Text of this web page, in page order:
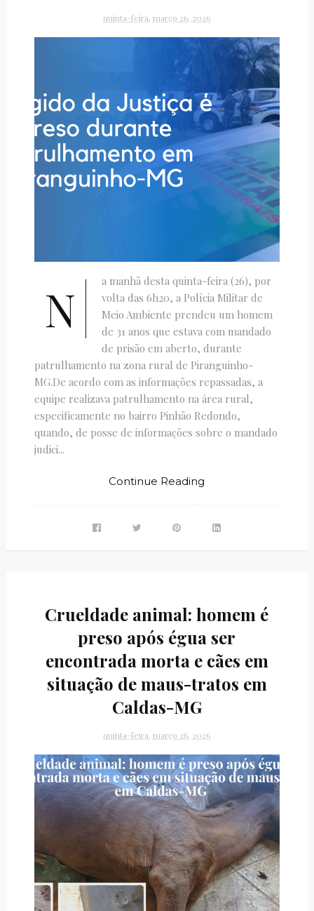
quinta-feira, março 26, 2026
N
a manhã desta quinta-feira (26), por
volta das 6h20, a Polícia Militar de
Meio Ambiente prendeu um homem
de 31 anos que estava com mandado
de prisão em aberto, durante
patrulhamento na zona rural de Piranguinho-
MG.De acordo com as informações repassadas, a
equipe realizava patrulhamento na área rural,
especificamente no bairro Pinhão Redondo,
quando, de posse de informações sobre o mandado
judici...
Continue Reading
Crueldade animal: homem é
preso após égua ser
encontrada morta e cães em
situação de maus-tratos em
Caldas-MG
quinta-feira, março 26, 2026